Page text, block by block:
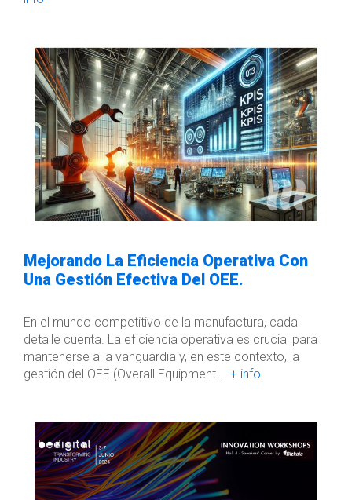
Mejorando La Eficiencia Operativa Con
Una Gestión Efectiva Del OEE.
En el mundo competitivo de la manufactura, cada
detalle cuenta. La eficiencia operativa es crucial para
mantenerse a la vanguardia y, en este contexto, la
gestión del OEE (Overall Equipment … + info